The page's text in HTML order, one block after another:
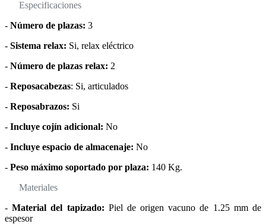
Especificaciones
- Número de plazas: 3
- Sistema relax: Si, relax eléctrico
- Número de plazas relax: 2
- Reposacabezas: Si, articulados
- Reposabrazos: Si
- Incluye cojín adicional: No
- Incluye espacio de almacenaje: No
- Peso máximo soportado por plaza: 140 Kg.
Materiales
- Material del tapizado: Piel de origen vacuno de 1.25 mm de
espesor